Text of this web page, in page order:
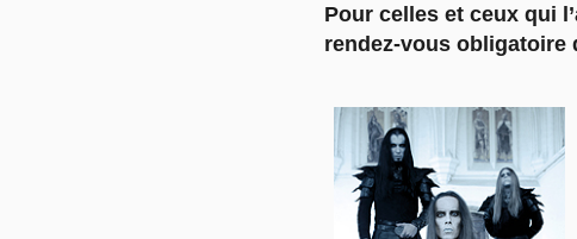
Pour celles et ceux qui
rendez-vous obligatoire